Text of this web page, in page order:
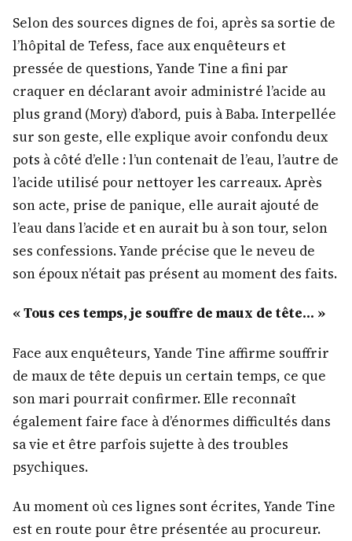
Selon des sources dignes de foi, après sa sortie de
l’hôpital de Tefess, face aux enquêteurs et
pressée de questions, Yande Tine a fini par
craquer en déclarant avoir administré l’acide au
plus grand (Mory) d’abord, puis à Baba. Interpellée
sur son geste, elle explique avoir confondu deux
pots à côté d’elle : l’un contenait de l’eau, l’autre de
l’acide utilisé pour nettoyer les carreaux. Après
son acte, prise de panique, elle aurait ajouté de
l’eau dans l’acide et en aurait bu à son tour, selon
ses confessions. Yande précise que le neveu de
son époux n’était pas présent au moment des faits.
« Tous ces temps, je souffre de maux de tête… »
Face aux enquêteurs, Yande Tine affirme souffrir
de maux de tête depuis un certain temps, ce que
son mari pourrait confirmer. Elle reconnaît
également faire face à d’énormes difficultés dans
sa vie et être parfois sujette à des troubles
psychiques.
Au moment où ces lignes sont écrites, Yande Tine
est en route pour être présentée au procureur.